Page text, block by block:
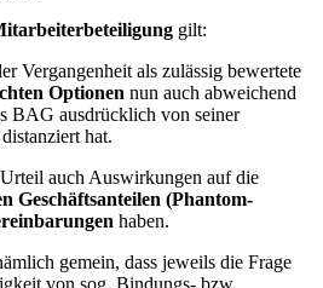
gilt:
Vergangenheit als zulässig bewertete
Optionen nun auch abweichend
BAG ausdrücklich von seiner
hat.
auch Auswirkungen auf die
Geschäftsanteilen (Phantom-
haben.
gemein, dass jeweils die Frage
von sog. Bindungs- bzw.